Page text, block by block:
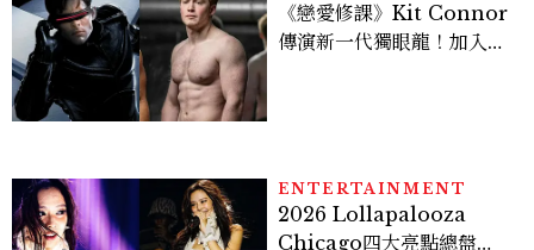
《戀愛修課》Kit Connor
傳演新一代獨眼龍！加入新
ENTERTAINMENT
2026 Lollapalooza
Chicago四大亮點總盤